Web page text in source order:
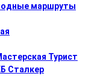
маршруты
Турист
Сталкер